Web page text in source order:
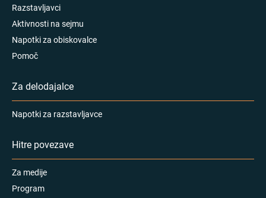
Razstavljavci
Aktivnosti na sejmu
Napotki za obiskovalce
Pomoč
Za delodajalce
Napotki za razstavljavce
Hitre povezave
Za medije
Program